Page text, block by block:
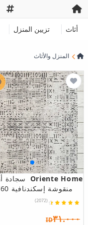
أثاث تزيين المنزل
المنزل والأثاث
Oriente Home سجادة
منقوشة إسكندنافية 7760
(2072)
ID٣١.٠٠٠